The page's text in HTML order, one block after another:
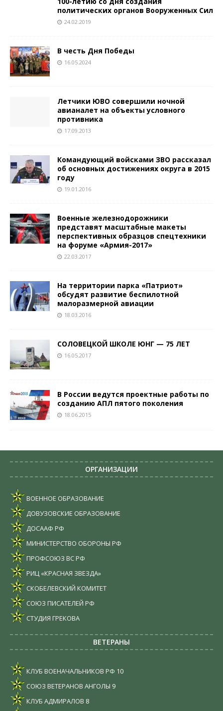
политических органов Вооруженных Сил
24.02.2019
В честь Дня Победы
16.05.2024
Летчики ЮВО совершили ночной
авианалет на объекты условного
противника
17.09.2013
Командующий войсками ЗВО рассказал
об основных достижениях округа в 2015
году
19.01.2016
Военные железнодорожники
представят масштабные макеты
перспективных образцов спецтехники
на форуме «Армия-2017»
22.03.2017
На территории парка «Патриот»
обсудят развитие беспилотной
малоразмерной авиации
18.03.2016
СОЛОВЕЦКОЙ ШКОЛЕ ЮНГ — 75 ЛЕТ
16.05.2017
В России ведутся проектные работы по
созданию АПЛ пятого поколения
18.06.2015
ОРГАНИЗАЦИИ
ВОЕННОЕ ОБРАЗОВАНИЕ
ДОВУЗОВСКИЕ ОБРАЗОВАНИЕ
ДОСААФ РФ
МИНИСТЕРСТВО ОБОРОНЫ РФ
ПРОФСОЮЗ ВС РФ
РИЦ «КРАСНАЯ ЗВЕЗДА»
СКОБЕЛЕВСКИЙ КОМИТЕТ
СОЮЗ ПИСАТЕЛЕЙ РФ
СТУДИЯ ГРЕКОВА
ВЕТЕРАНЫ
КЛУБ ВОЕНАЧАЛЬНИКОВ РФ 10
СОЮЗ ВЕТЕРАНОВ АНГОЛЫ 9
КЛУБ АДМИРАЛОВ 8